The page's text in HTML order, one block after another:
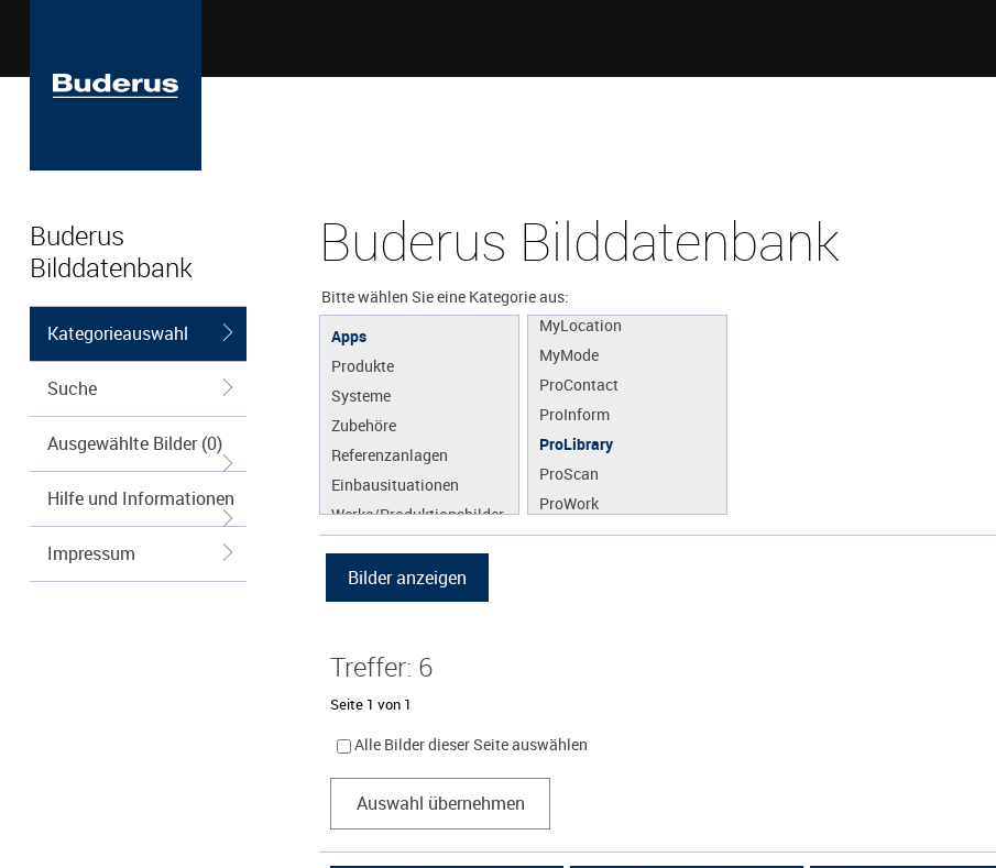
Buderus
Bilddatenbank
Kategorieauswahl
Suche
Ausgewählte Bilder (0)
Hilfe und Informationen
Impressum
Buderus Bilddatenbank
Bitte wählen Sie eine Kategorie aus:
Apps
Produkte
Systeme
Zubehöre
Referenzanlagen
Einbausituationen
Werke/Produktionsbilder
Grafiken
MyBuderus
MyDevice
MyEnergyMaster
MyLocation
MyMode
ProContact
ProInform
ProLibrary
ProScan
ProWork
Treffer: 6
Seite 1 von 1
Alle Bilder dieser Seite auswählen
Auswahl übernehmen